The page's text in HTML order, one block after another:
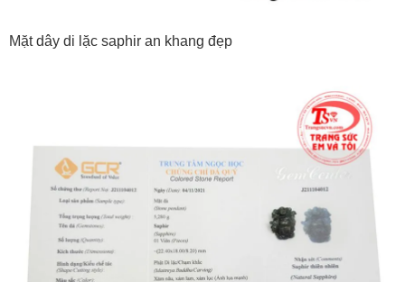
Mặt dây di lặc saphir an khang đẹp